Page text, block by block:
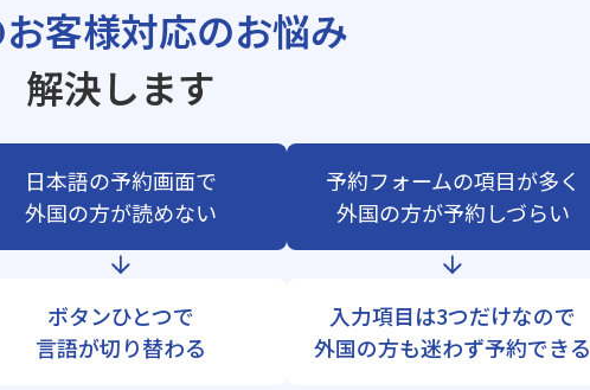
客様対応のお悩み
解決します
日本語の予約画面で
外国の方が読めない
ボタンひとつで
言語が切り替わる
予約フォームの項目が多く
外国の方が予約しづらい
入力項目は3つだけなので
外国の方も迷わず予約できる